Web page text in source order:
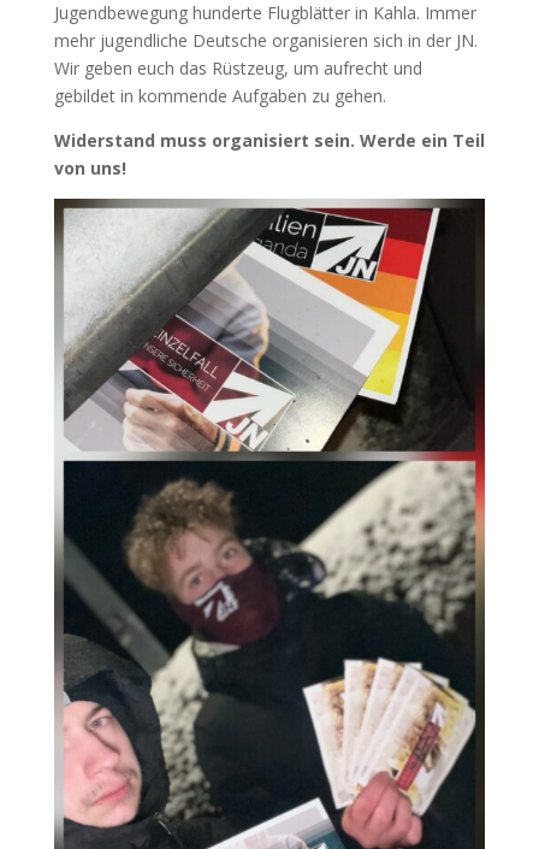
Jugendbewegung hunderte Flugblätter in Kahla. Immer
mehr jugendliche Deutsche organisieren sich in der JN.
Wir geben euch das Rüstzeug, um aufrecht und
gebildet in kommende Aufgaben zu gehen.
Widerstand muss organisiert sein. Werde ein Teil
von uns!